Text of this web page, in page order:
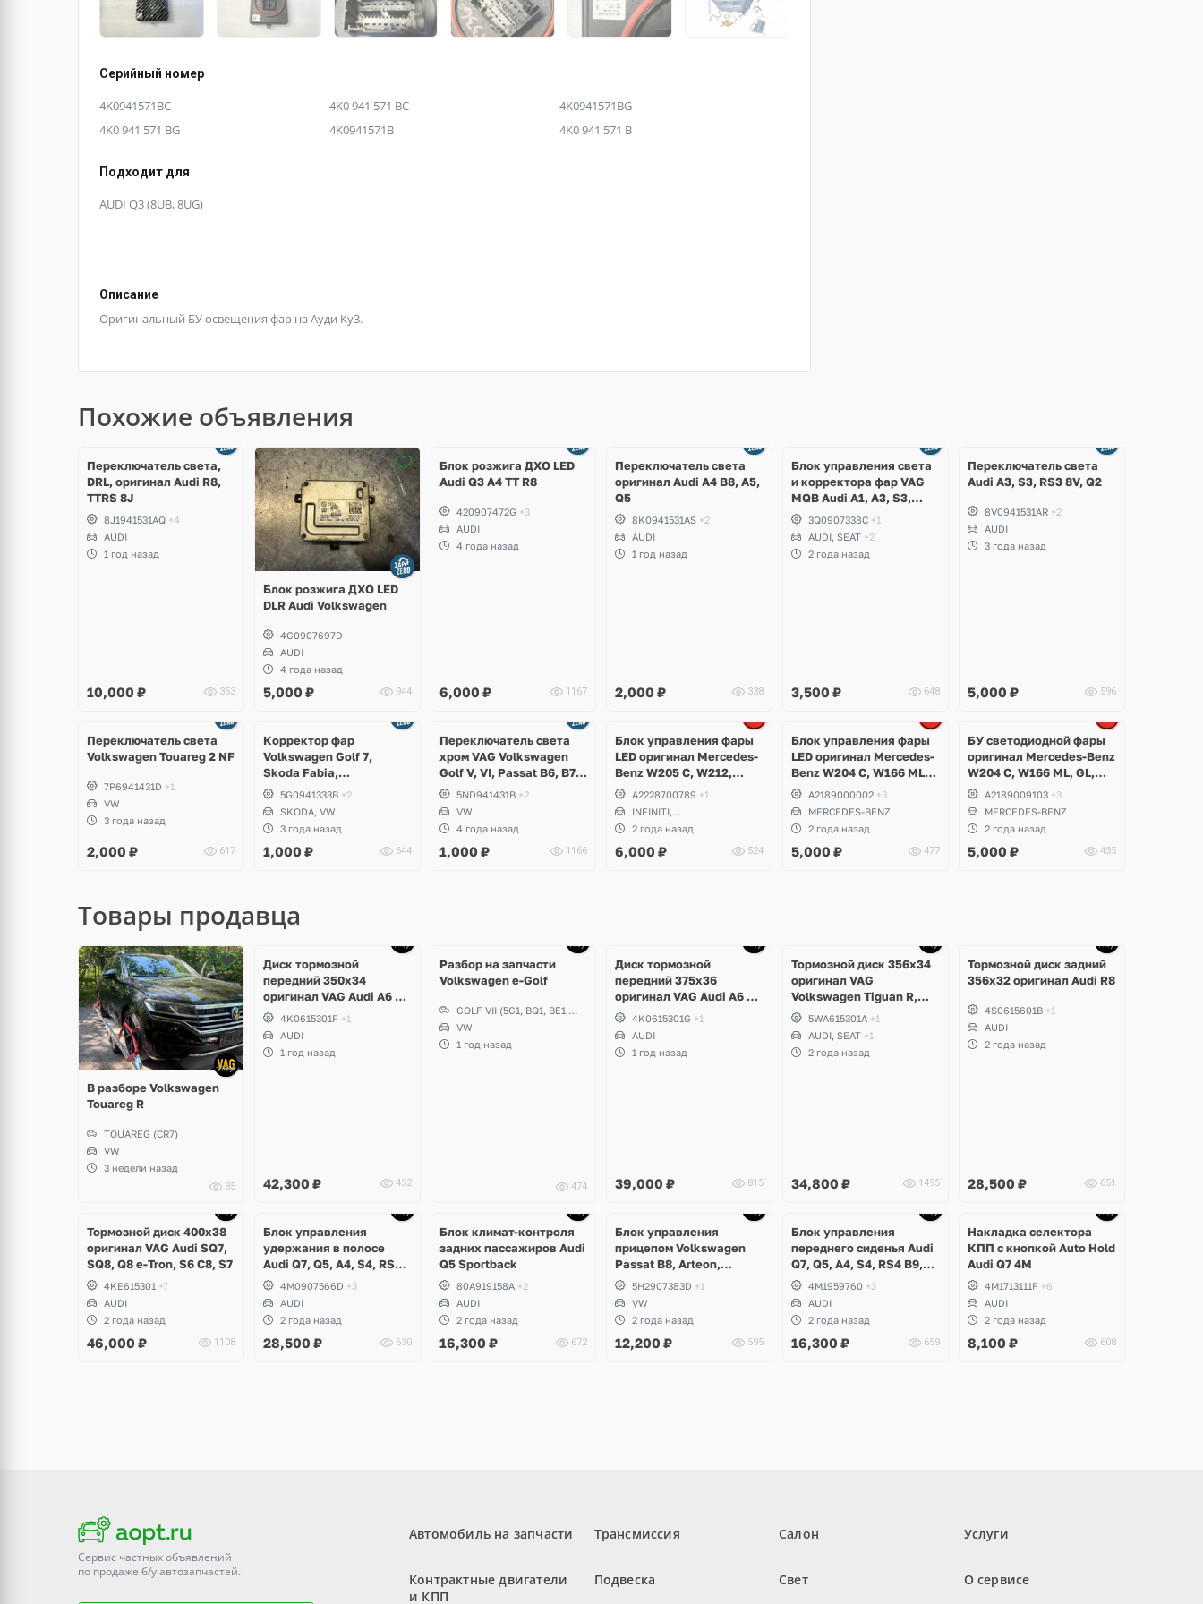
Серийный номер
4K0941571BC 4K0 941 571 BC
4K0941571BG
4K0 941 571 BG
4K0941571B 4K0 941 571 B
Подходит для
AUDI Q3 (8UB, 8UG)
Описание
Оригинальный БУ освещения фар на Ауди Ку3.
Похожие объявления
Переключатель света,
DRL, оригинал Audi R8,
TTRS 8J
8J1941531AQ +4
AUDI
1 год назад
10,000 ₽ 353
Блок розжига ДХО LED
DLR Audi Volkswagen
4G0907697D
AUDI
4 года назад
5,000 ₽ 944
Блок розжига ДХО LED
Audi Q3 A4 TT R8
420907472G +3
AUDI
4 года назад
6,000 ₽ 1167
Переключатель света
оригинал Audi A4 B8, A5,
Q5
8K0941531AS +2
AUDI
1 год назад
2,000 ₽ 338
Блок управления света
и корректора фар VAG
MQB Audi A1, A3, S3,
RS3, Q2, Q3, Volkswagen
Golf 7, Passat B8, Arteon,
Tiguan, Teramont, T-Roc,
Skoda Kodiaq, Karoq,
3Q0907338C +1
AUDI, SEAT +2
2 года назад
3,500 ₽ 648
Переключатель света
Audi A3, S3, RS3 8V, Q2
8V0941531AR +2
AUDI
3 года назад
5,000 ₽ 596
Переключатель света
Volkswagen Touareg 2 NF
7P6941431D +1
VW
3 года назад
2,000 ₽ 617
Корректор фар
Volkswagen Golf 7,
Skoda Fabia,
Scala/Kamiq
5G0941333B +2
SKODA, VW
3 года назад
1,000 ₽ 644
Переключатель света
хром VAG Volkswagen
Golf V, VI, Passat B6, B7,
CC, Alltrack, Tiguan,
Jetta, Scirocco, Magotan
5ND941431B +2
VW
4 года назад
1,000 ₽ 1166
Блок управления фары
LED оригинал Mercedes-
Benz W205 C, W212,
W207 E, W222, W217 S,
W166 ML, GL, W218 CLS,
W292 GLE, W447, W448
Vito, Infiniti Q30, QX30
A2228700789 +1
INFINITI,
MERCEDES-BENZ
2 года назад
6,000 ₽ 524
Блок управления фары
LED оригинал Mercedes-
Benz W204 C, W166 ML,
GL, W246 B, W218 CLS,
W231 SL
A2189000002 +3
MERCEDES-BENZ
2 года назад
5,000 ₽ 477
БУ светодиодной фары
оригинал Mercedes-Benz
W204 C, W166 ML, GL,
W246 B, W218 CLS, W231
SL
A2189009103 +3
MERCEDES-BENZ
2 года назад
5,000 ₽ 435
Товары продавца
В разборе Volkswagen
Touareg R
TOUAREG (CR7)
VW
3 недели назад
35
1 фото
Диск тормозной
передний 350x34
оригинал VAG Audi A6 C8
Allroad
4K0615301F +1
AUDI
1 год назад
42,300 ₽ 452
Разбор на запчасти
Volkswagen e-Golf
GOLF VII (5G1, BQ1, BE1,
BE2)
VW
1 год назад
474
Диск тормозной
передний 375x36
оригинал VAG Audi A6 C8
Allroad
4K0615301G +1
AUDI
1 год назад
39,000 ₽ 815
Тормозной диск 356х34
оригинал VAG
Volkswagen Tiguan R,
Golf 8 GTI, Arteon, Audi
S3 8Y, Seat Leon Cupra
5WA615301A +1
AUDI, SEAT +1
2 года назад
34,800 ₽ 1495
Тормозной диск задний
356х32 оригинал Audi R8
4S0615601B +1
AUDI
2 года назад
28,500 ₽ 651
Тормозной диск 400х38
оригинал VAG Audi SQ7,
SQ8, Q8 e-Tron, S6 C8, S7
4KE615301 +7
AUDI
2 года назад
46,000 ₽ 1108
Блок управления
удержания в полосе
Audi Q7, Q5, A4, S4, RS4
B9, A5, S5, RS5 Coupe,
Sportback
4M0907566D +3
AUDI
2 года назад
28,500 ₽ 630
Блок климат-контроля
задних пассажиров Audi
Q5 Sportback
80A919158A +2
AUDI
2 года назад
16,300 ₽ 672
Блок управления
прицепом Volkswagen
Passat B8, Arteon,
Touran, ID.4, ID.5, ID.7, ID.
Buzz, Audi Q4 e-Tron,
Skoda Enyaq
5H2907383D +1
VW
2 года назад
12,200 ₽ 595
Блок управления
переднего сиденья Audi
Q7, Q5, A4, S4, RS4 B9,
A5, S5 Coupe, Sportback
4M1959760 +3
AUDI
2 года назад
16,300 ₽ 659
Накладка селектора
КПП с кнопкой Auto Hold
Audi Q7 4M
4M1713111F +6
AUDI
2 года назад
8,100 ₽ 608
Сервис частных объявлений
по продаже б/уавтозапчастей.
Автомобиль на запчасти
Контрактные двигатели
и КПП
Трансмиссия
Подвеска
Салон
Свет
Услуги
О сервисе